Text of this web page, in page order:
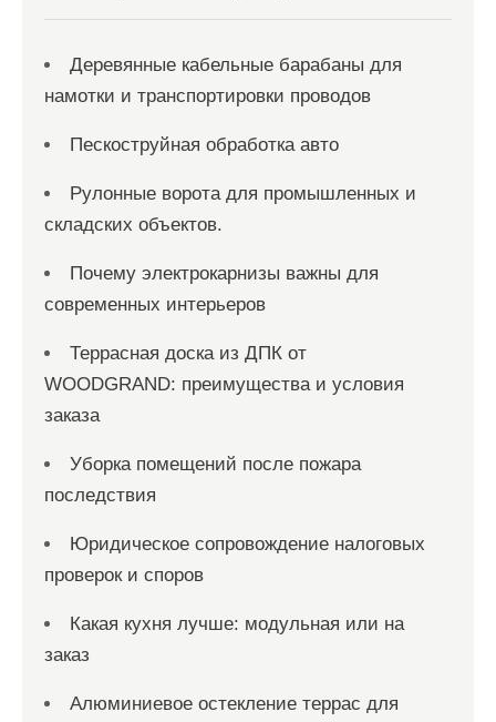
Деревянные кабельные барабаны для
намотки и транспортировки проводов
Пескоструйная обработка авто
Рулонные ворота для промышленных и
складских объектов.
Почему электрокарнизы важны для
современных интерьеров
Террасная доска из ДПК от
WOODGRAND: преимущества и условия
заказа
Уборка помещений после пожара
последствия
Юридическое сопровождение налоговых
проверок и споров
Какая кухня лучше: модульная или на
заказ
Алюминиевое остекление террас для